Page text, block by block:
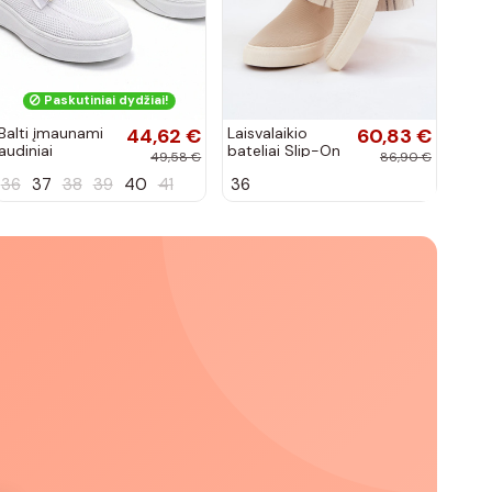
Paskutiniai dydžiai!
įmaunami
audiniai
sagtele
44,62 €
49,58 €
36 37 38 39 40 41
Laisvalaikio
bateliai Slip-On
RR274721 smėlio
60,83 €
86,90 €
36